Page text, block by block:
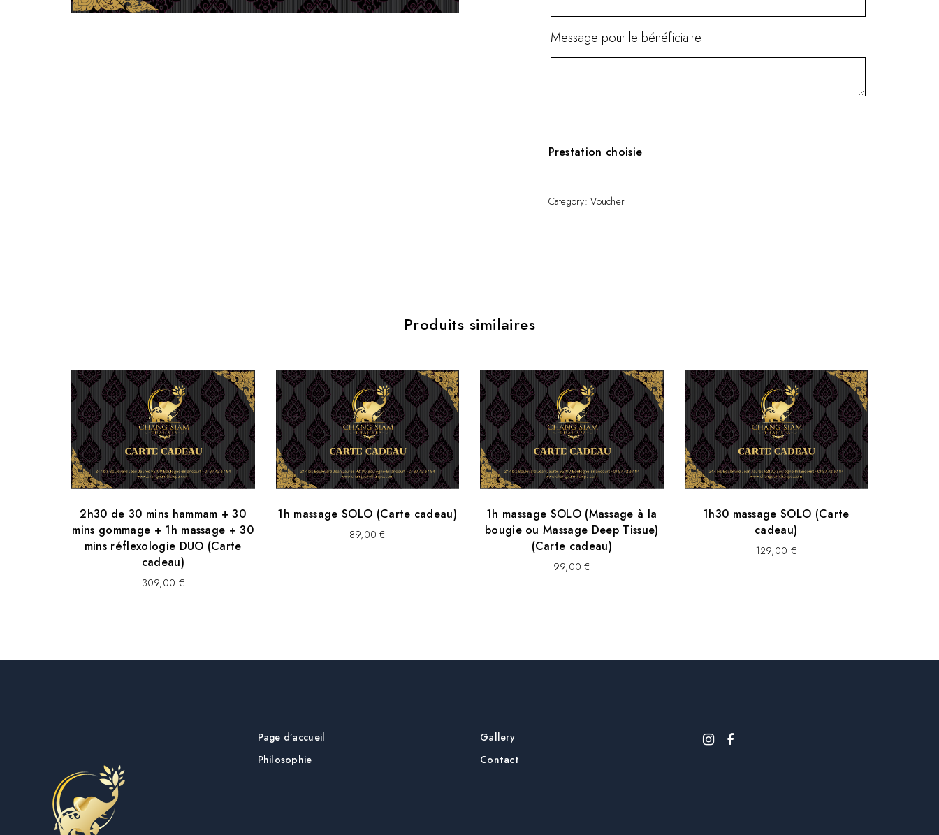
Message pour le bénéficiaire
Prestation choisie
Git card for 2h massage of your choice (except for candle
Category:Voucher
Produits similaires
2h30 de 30 mins hammam + 30
mins gommage + 1h massage + 30
mins réflexologie DUO (Carte
cadeau)
309,00 €
1h massage SOLO (Carte cadeau)
89,00€
1h massage SOLO (Massage à la
bougie ou Massage Deep Tissue)
(Carte cadeau)
99,00€
1h30 massage SOLO (Carte
cadeau)
129,00 €
Page d’accueil
Philosophie
Gallery
Contact